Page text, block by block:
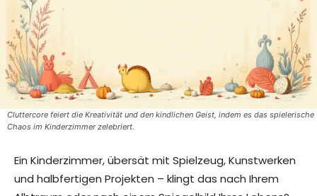
Cluttercore feiert die Kreativität und den kindlichen Geist, indem es das spielerische
Chaos im Kinderzimmer zelebriert.
Ein Kinderzimmer, übersät mit Spielzeug, Kunstwerken
und halbfertigen Projekten – klingt das nach Ihrem